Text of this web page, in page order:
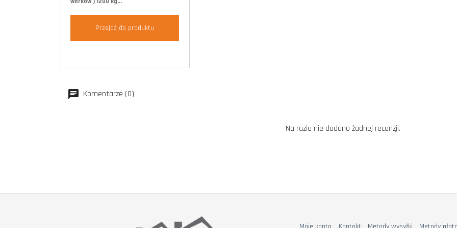
Przejdź do produktu
Komentarze (0)
Na razie nie dodano żadnej recenzji.